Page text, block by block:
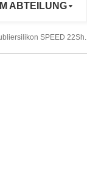
ABTEILUNG
SPEED 22Sh.